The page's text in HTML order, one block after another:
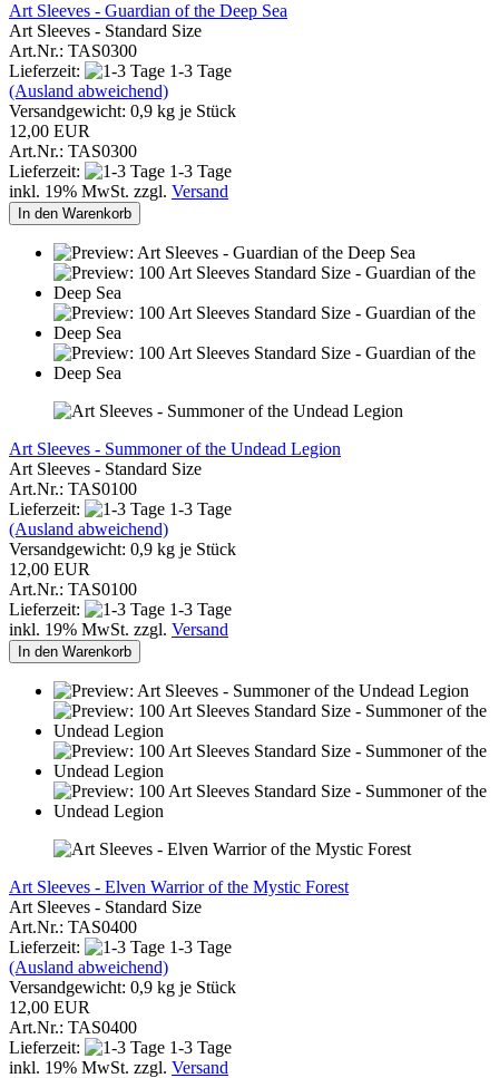
Art Sleeves - Guardian of the Deep Sea
Art Sleeves - Standard Size
Art.Nr.: TAS0300
Lieferzeit:
1-3 Tage
(Ausland abweichend)
Versandgewicht: 0,9 kg je Stück
12,00 EUR
Art.Nr.: TAS0300
Lieferzeit:
1-3 Tage
inkl. 19% MwSt. zzgl. Versand
In den Warenkorb
Art Sleeves - Summoner of the Undead Legion
Art Sleeves - Standard Size
Art.Nr.: TAS0100
Lieferzeit:
1-3 Tage
(Ausland abweichend)
Versandgewicht: 0,9 kg je Stück
12,00 EUR
Art.Nr.: TAS0100
Lieferzeit:
1-3 Tage
inkl. 19% MwSt. zzgl. Versand
In den Warenkorb
Art Sleeves - Elven Warrior of the Mystic Forest
Art Sleeves - Standard Size
Art.Nr.: TAS0400
Lieferzeit:
1-3 Tage
(Ausland abweichend)
Versandgewicht: 0,9 kg je Stück
12,00 EUR
Art.Nr.: TAS0400
Lieferzeit:
1-3 Tage
inkl. 19% MwSt. zzgl. Versand